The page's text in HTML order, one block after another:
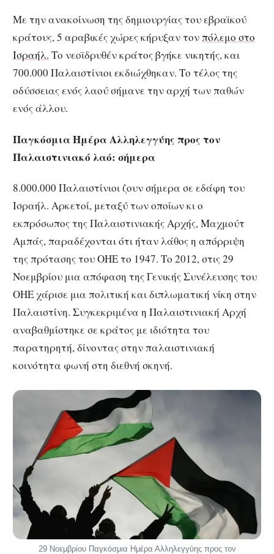
Με την ανακοίνωση της δημιουργίας του εβραϊκού
κράτους, 5 αραβικές χώρες κήρυξαν τονπόλεμο στο
Ισραήλ. Το νεοϊδρυθέν κράτος βγήκε νικητής, και
700.000 Παλαιστίνιοι εκδιώχθηκαν. Το τέλος της
οδύσσειας ενός λαού σήμανε την αρχή των παθών
ενός άλλου.
Παγκόσμια Ημέρα Αλληλεγγύης προς τον
Παλαιστινιακό λαό: σήμερα
8.000.000 Παλαιστίνιοι ζουν σήμερα σε εδάφη του
Ισραήλ. Αρκετοί, μεταξύ των οποίων κι ο
εκπρόσωπος της Παλαιστινιακής Αρχής, Μαχμούτ
Αμπάς, παραδέχονται ότι ήταν λάθος η απόρριψη
της πρότασης του ΟΗΕ το 1947. Το 2012, στις 29
Νοεμβρίου μια απόφαση της Γενικής Συνέλευσης του
ΟΗΕ χάρισε μια πολιτική και διπλωματική νίκη στην
Παλαιστίνη. Συγκεκριμένα η Παλαιστινιακή Αρχή
αναβαθμίστηκε σε κράτος με ιδιότητα του
παρατηρητή, δίνοντας στην παλαιστινιακή
κοινότητα φωνή στη διεθνή σκηνή.
29 Νοεμβρίου Παγκόσμια Ημέρα Αλληλεγγύης προς τον